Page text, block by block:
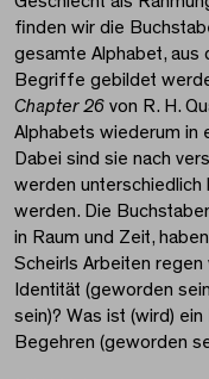
finden wir die
gesamte Alphabet, aus
Begriffe gebildet
Chapter 26 von R. H.
Alphabets wiederum in
Dabei sind sie nach
werden unterschiedlich
werden. Die
in Raum und Zeit,
Scheirls Arbeiten regen
Identität (geworden
sein)? Was ist (wird)
Begehren (geworden